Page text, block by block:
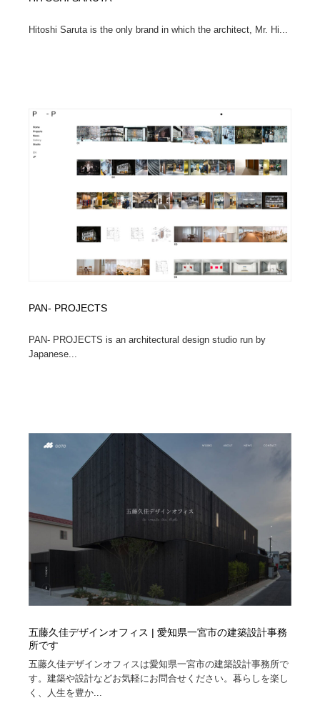
Hitoshi Saruta is the only brand in which the architect, Mr. Hi...
PAN- PROJECTS
PAN- PROJECTS is an architectural design studio run by
Japanese...
五藤久佳デザインオフィス | 愛知県一宮市の建築設計事務
所です
五藤久佳デザインオフィスは愛知県一宮市の建築設計事務所で
す。建築や設計などお気軽にお問合せください。暮らしを楽し
く、人生を豊か...